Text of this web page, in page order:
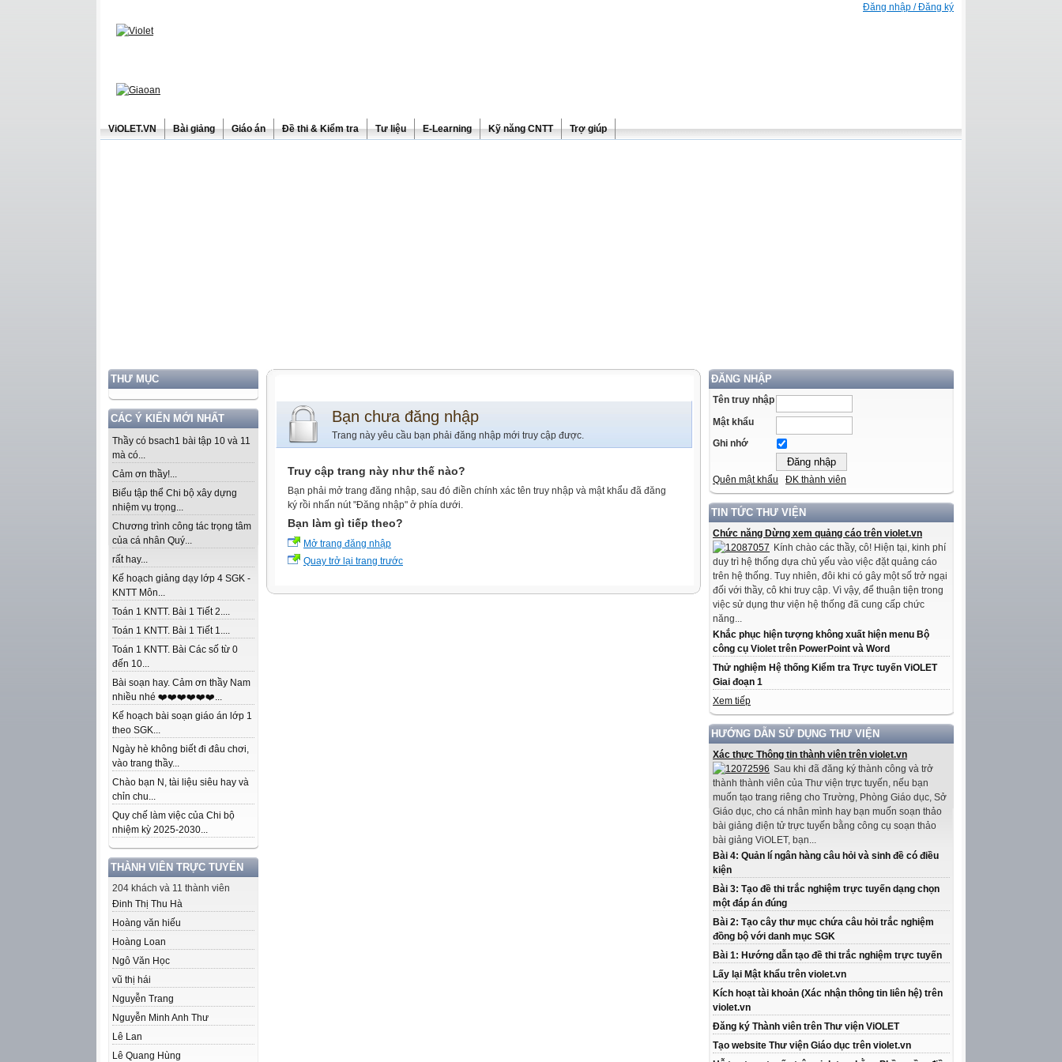
Đăng nhập / Đăng ký
ViOLET.VN Bài giảng Giáo án Đề thi & Kiểm tra Tư liệu E-Learning Kỹ năng CNTT Trợ giúp
THƯ MỤC
CÁC Ý KIẾN MỚI NHẤT
Thầy có bsach1 bài tập 10 và 11
mà có...
Cảm ơn thầy!...
Biểu tập thể Chi bộ xây dựng
nhiệm vụ trọng...
Chương trình công tác trọng tâm
của cá nhân Quý...
rất hay...
Kế hoạch giảng dạy lớp 4 SGK -
KNTT Môn...
Toán 1 KNTT. Bài 1 Tiết 2....
Toán 1 KNTT. Bài 1 Tiết 1....
Toán 1 KNTT. Bài Các số từ 0
đến 10...
Bài soạn hay. Cảm ơn thầy Nam
nhiều nhé ❤️❤️❤️❤️❤️❤️...
Kế hoạch bài soạn giáo án lớp 1
theo SGK...
Ngày hè không biết đi đâu chơi,
vào trang thầy...
Chào bạn N, tài liệu siêu hay và
chỉn chu...
Quy chế làm việc của Chi bộ
nhiệm kỳ 2025-2030...
THÀNH VIÊN TRỰC TUYẾN
204 khách và 11 thành viên
Đinh Thị Thu Hà
Hoàng văn hiếu
Hoàng Loan
Ngô Văn Học
vũ thị hái
Nguyễn Trang
Nguyễn Minh Anh Thư
Lê Lan
Lê Quang Hùng
ĐĂNG NHẬP
Tên truy nhập
Mật khẩu
Ghi nhớ
Quên mật khẩu ĐK thành viên
TIN TỨC THƯ VIỆN
Chức năng Dừng xem quảng cáo trên violet.vn
Kính chào các thầy, cô! Hiện tại, kinh phí
duy trì hệ thống dựa chủ yếu vào việc đặt quảng cáo
trên hệ thống. Tuy nhiên, đôi khi có gây một số trở ngại
đối với thầy, cô khi truy cập. Vì vậy, để thuận tiện trong
việc sử dụng thư viện hệ thống đã cung cấp chức
năng...
Khắc phục hiện tượng không xuất hiện menu Bộ
công cụ Violet trên PowerPoint và Word
Thử nghiệm Hệ thống Kiểm tra Trực tuyến ViOLET
Giai đoạn 1
Xem tiếp
HƯỚNG DẪN SỬ DỤNG THƯ VIỆN
Xác thực Thông tin thành viên trên violet.vn
Sau khi đã đăng ký thành công và trở
thành thành viên của Thư viện trực tuyến, nếu bạn
muốn tạo trang riêng cho Trường, Phòng Giáo dục, Sở
Giáo dục, cho cá nhân mình hay bạn muốn soạn thảo
bài giảng điện tử trực tuyến bằng công cụ soạn thảo
bài giảng ViOLET, bạn...
Bài 4: Quản lí ngân hàng câu hỏi và sinh đề có điều
kiện
Bài 3: Tạo đề thi trắc nghiệm trực tuyến dạng chọn
một đáp án đúng
Bài 2: Tạo cây thư mục chứa câu hỏi trắc nghiệm
đồng bộ với danh mục SGK
Bài 1: Hướng dẫn tạo đề thi trắc nghiệm trực tuyến
Lấy lại Mật khẩu trên violet.vn
Kích hoạt tài khoản (Xác nhận thông tin liên hệ) trên
violet.vn
Đăng ký Thành viên trên Thư viện ViOLET
Tạo website Thư viện Giáo dục trên violet.vn
Bạn chưa đăng nhập
Trang này yêu cầu bạn phải đăng nhập mới truy cập được.
Truy cập trang này như thế nào?
Bạn phải mở trang đăng nhập, sau đó điền chính xác tên truy nhập và mật khẩu đã đăng
ký rồi nhấn nút "Đăng nhập" ở phía dưới.
Bạn làm gì tiếp theo?
Mở trang đăng nhập
Quay trở lại trang trước